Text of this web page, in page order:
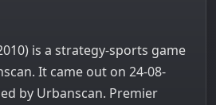
is a strategy-sports game
It came out on 24-08-
by Urbanscan. Premier